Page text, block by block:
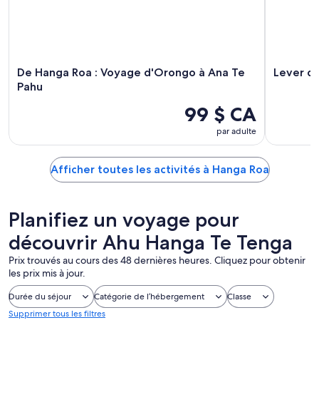
De Hanga Roa : Voyage d'Orongo à Ana Te
Pahu
99 $ CA
par adulte
Lever
Afficher toutes les activités à Hanga Roa
Planifiez un voyage pour
découvrir Ahu Hanga Te Tenga
Prix trouvés au cours des 48 dernières heures. Cliquez pour obtenir
les prix mis à jour.
Durée du séjour Catégorie de l’hébergement
Classe
Supprimer tous les filtres